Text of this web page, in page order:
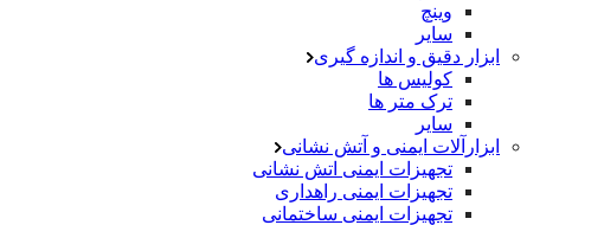
وینچ
سایر
ابزار دقیق و اندازه گیری
کولیس ها
ترک متر ها
سایر
ابزارآلات ایمنی و آتش نشانی
تجهیزات ایمنی اتش نشانی
تجهیزات ایمنی راهداری
تجهیزات ایمنی ساختمانی